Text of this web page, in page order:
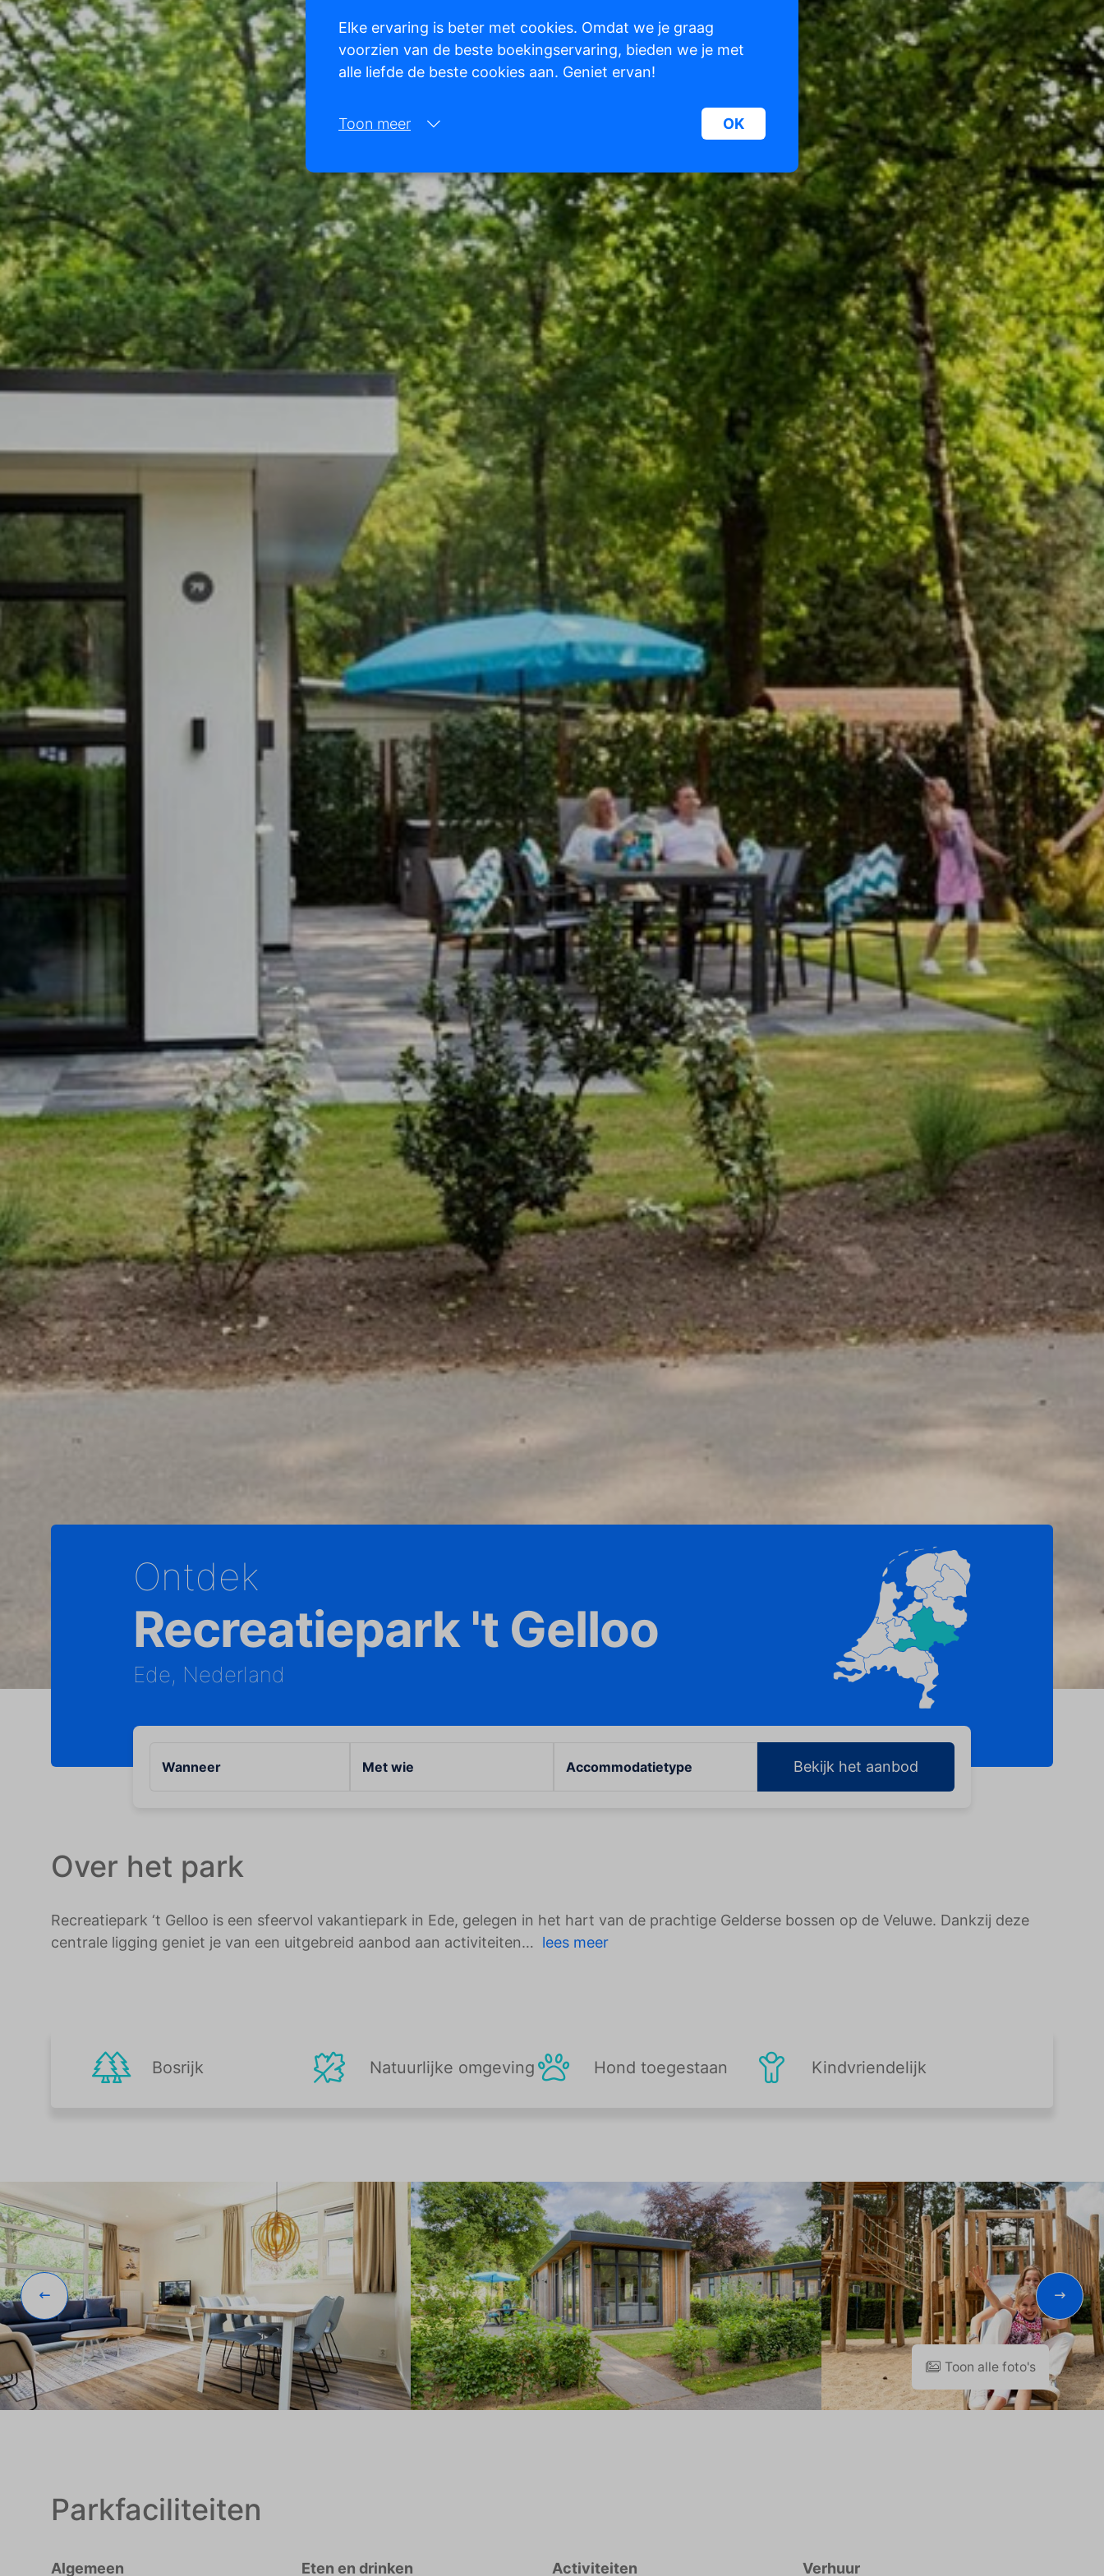
Ontdek
Recreatiepark 't Gelloo
Ede, Nederland
Wanneer Met wie Accommodatietype Bekijk het aanbod
Over het park
Recreatiepark ‘t Gelloo is een sfeervol vakantiepark in Ede, gelegen in het hart van de prachtige Gelderse bossen op de Veluwe. Dankzij deze
centrale ligging geniet je van een uitgebreid aanbod aan activiteiten
lees meer
Bosrijk Natuurlijke omgeving Hond toegestaan Kindvriendelijk
Toon alle foto's
Parkfaciliteiten
Algemeen Eten en drinken Activiteiten Verhuur
Elke ervaring is beter met cookies. Omdat we je graag
voorzien van de beste boekingservaring, bieden we je met
alle liefde de beste cookies aan. Geniet ervan!
Toon meer OK
Noodzakelijk:
Noodzakelijke cookies helpen een website bruikbaarder te maken, door
basisfuncties als paginanavigatie en toegang tot beveiligde gedeelten van
de website mogelijk te maken. Zonder deze cookies kan de website niet
naar behoren werken.
Marketing:
Deze site gebruikt cookies en Google technologieën om het siteverkeer te
analyseren. Het doel van marketingcookies is advertenties weergeven die
zijn afgestemd op en relevant zijn voor de individuele gebruiker. Deze
advertenties worden zo waardevoller voor uitgevers en externe
adverteerders.